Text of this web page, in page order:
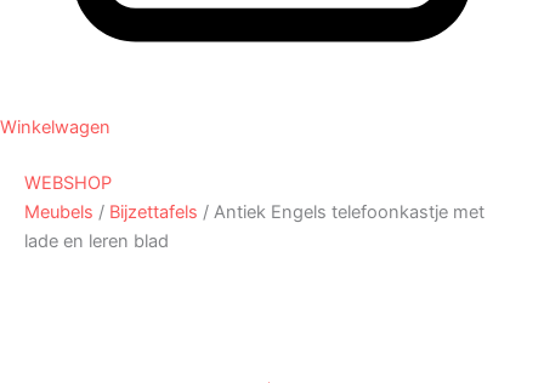
Winkelwagen
WEBSHOP
Meubels / Bijzettafels / Antiek Engels telefoonkastje met
lade en leren blad